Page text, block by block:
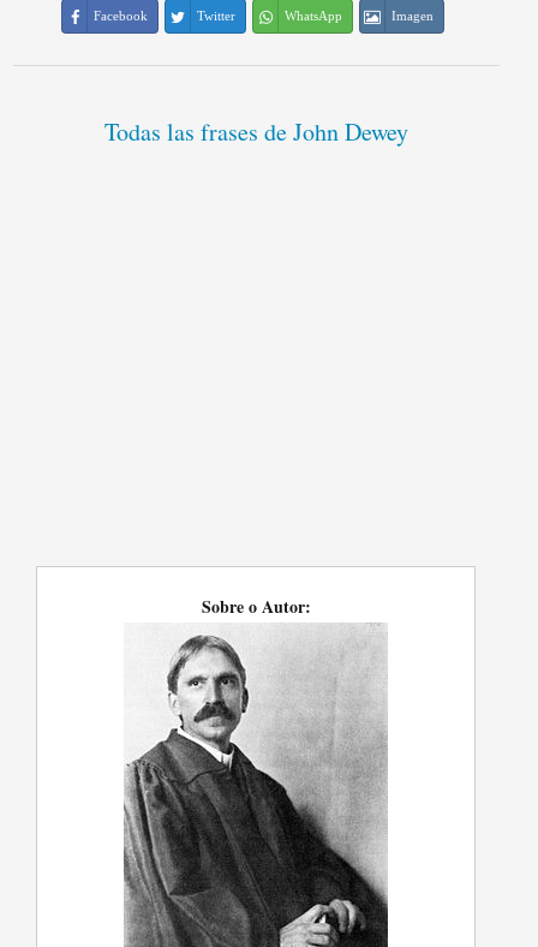
Facebook Twitter WhatsApp Imagen
Todas las frases de John Dewey
Sobre o Autor: